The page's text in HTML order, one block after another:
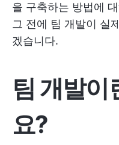
을 구축하는 방법에
그 전에 팀 개발이 실
겠습니다.
팀 개발이
요?